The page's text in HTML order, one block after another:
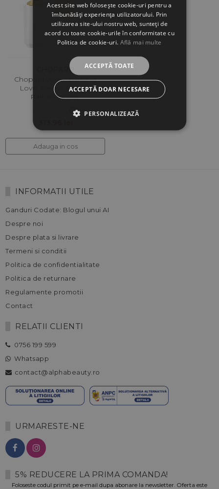
CHOPARD
Chopard Wish Sparkling
Love, Femei, Eau De
Parfum, 100ml
(0)
Adauga in cos
INFORMATII UTILE
Ganduri Codate: Blogul unui AI
Despre noi
Despre plata si livrare
Termeni si conditii
Politica de confidentialitate
Politica de returnare
Regulamente promotii
Contact
RELATII CLIENTI
0756 199 599
Whatsapp
contact@alphabeauty.ro
URMARESTE-NE
5% REDUCERE LA PRIMA COMANDA!
Foloseste codul primit pe e-mail dupa abonare la newsletter. Oferta este
Acest site web folosește cookie-uri pentru a
îmbunătăți experiența utilizatorului. Prin
utilizarea site-ului nostru web, sunteți de
acord cu toate cookie-urile în conformitate cu
Politica de cookie-uri. Află mai multe
ACCEPTĂ TOATE
ACCEPTĂ DOAR NECESARE
PERSONALIZEAZĂ